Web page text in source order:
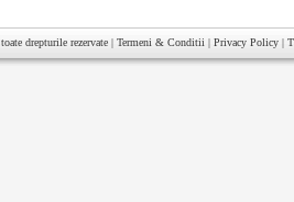
toate drepturile rezervate | Termeni & Conditii | Privacy Policy |